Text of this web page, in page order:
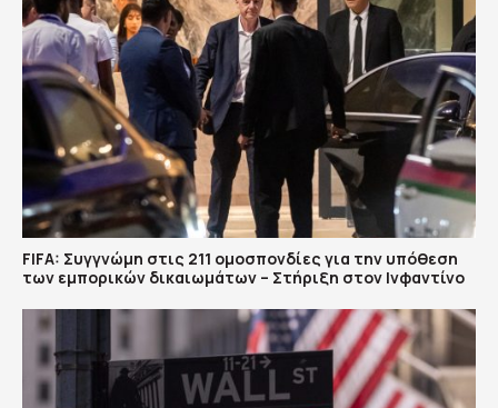
FIFA: Συγγνώμη στις 211 ομοσπονδίες για την υπόθεση
των εμπορικών δικαιωμάτων – Στήριξη στον Ινφαντίνο